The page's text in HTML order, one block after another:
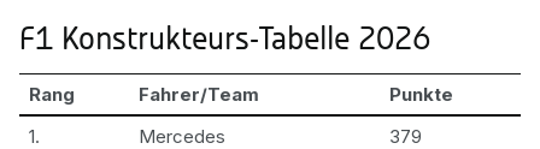
F1 Konstrukteurs-Tabelle 2026
Rang Fahrer/Team
Punkte
1.
Mercedes
379